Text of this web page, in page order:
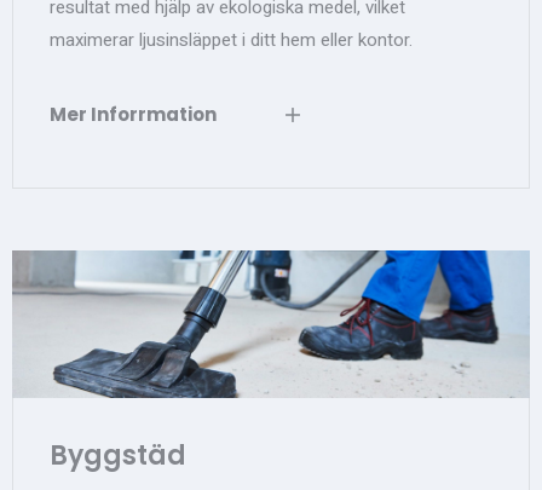
resultat med hjälp av ekologiska medel, vilket
maximerar ljusinsläppet i ditt hem eller kontor.
Mer Inforrmation
Byggstäd